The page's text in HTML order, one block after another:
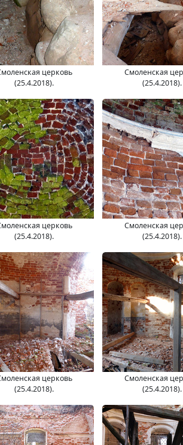
церковь
(25.4.2018).
Смоленская
(25.4.2018).
церковь
(25.4.2018).
Смоленская
(25.4.2018).
церковь
(25.4.2018).
Смоленская
(25.4.2018).